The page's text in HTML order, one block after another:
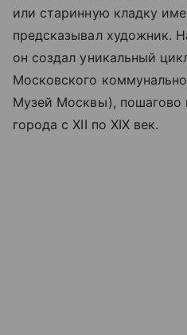
или старинную кладку
предсказывал художник.
он создал уникальный
Московского
Музей Москвы), пошагово
города с XII по XIX век.